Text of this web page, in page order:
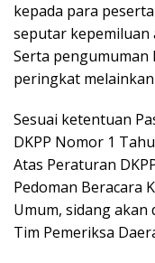
kepada para
seputar kepemiluan
Serta pengumuman
peringkat
Sesuai ketentuan
DKPP Nomor 1
Atas Peraturan
Pedoman Beracara
Umum, sidang akan
Tim Pemeriksa